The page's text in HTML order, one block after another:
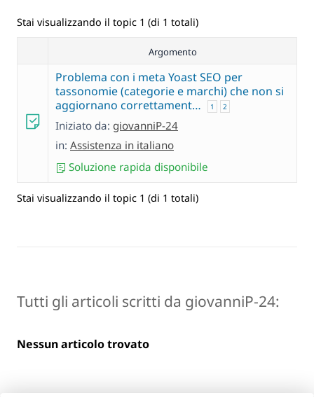
Stai visualizzando il topic 1 (di 1 totali)
Argomento
Problema con i meta Yoast SEO per
tassonomie (categorie e marchi) che non si
aggiornano correttament…
1 2
Iniziato da: giovanniP-24
in: Assistenza in italiano
Soluzione rapida disponibile
Stai visualizzando il topic 1 (di 1 totali)
Tutti gli articoli scritti da giovanniP-24:
Nessun articolo trovato